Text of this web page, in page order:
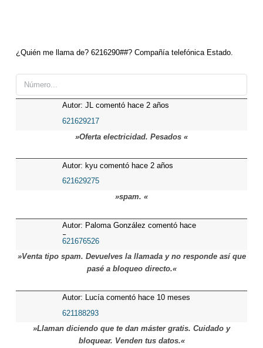
¿Quién me llama de? 6216290##? Compañía telefónica Estado.
Autor: JL comentó hace 2 años
621629217
»Oferta electricidad. Pesados «
Autor: kyu comentó hace 2 años
621629275
»spam. «
Autor: Paloma González comentó hace
5 meses
621676526
»Venta tipo spam. Devuelves la llamada y no responde así que
pasé a bloqueo directo.«
Autor: Lucía comentó hace 10 meses
621188293
»Llaman diciendo que te dan máster gratis. Cuidado y
bloquear. Venden tus datos.«